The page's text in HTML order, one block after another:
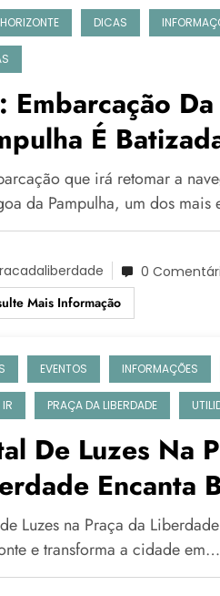
DICAS
Embarcação
É
Fase Do
que irá retomar a
da Pampulha, um dos
0
Mais Informação
EVENTOS INFORMAÇÕES
IR PRAÇA DA LIBERDADE
De Luzes Na
Encanta
E
Em Cenário
Luzes na Praça da
e transforma a cidade em…